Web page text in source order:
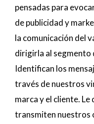
pensadas para
de publicidad y
la comunicación del
dirigirla al segmento
Identifican los
través de nuestros
marca y el cliente. Le
transmiten nuestros